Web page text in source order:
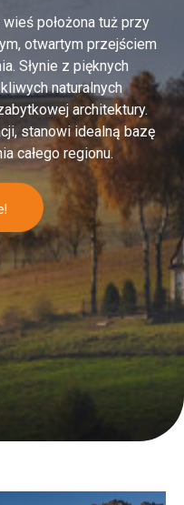
położona tuż przy
otwartym przejściem
Słynie z pięknych
naturalnych
architektury.
stanowi idealną bazę
całego regionu.